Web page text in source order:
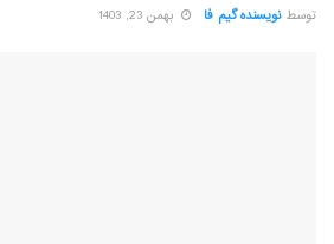
توسط نویسنده گیم فا بهمن 23, 1403